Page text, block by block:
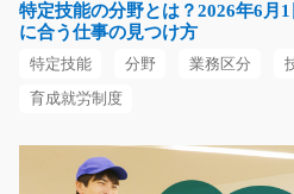
長期（3ヶ月以上）
時給1000円
山口県宇部市
特定技能の分野とは？2026年6月
に合う仕事の見つけ方
特定技能 分野 業務区分
育成就労制度